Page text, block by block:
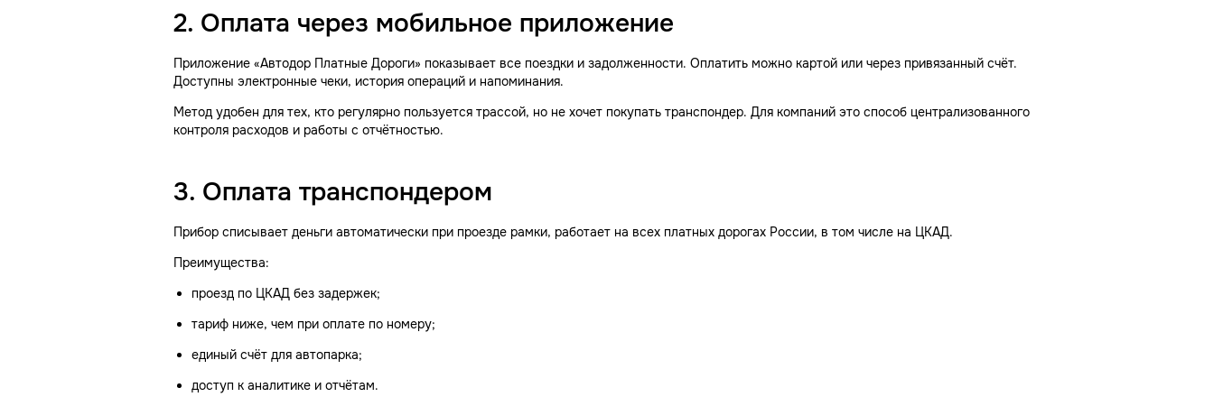
2. Оплата через мобильное приложение
Приложение «Автодор Платные Дороги» показывает все поездки и задолженности. Оплатить можно картой или через привязанный счёт.
Доступны электронные чеки, история операций и напоминания.
Метод удобен для тех, кто регулярно пользуется трассой, но не хочет покупать транспондер. Для компаний это способ централизованного
контроля расходов и работы с отчётностью.
3. Оплата транспондером
Прибор списывает деньги автоматически при проезде рамки, работает на всех платных дорогах России, в том числе на ЦКАД.
Преимущества:
проезд по ЦКАД без задержек;
тариф ниже, чем при оплате по номеру;
единый счёт для автопарка;
доступ к аналитике и отчётам.